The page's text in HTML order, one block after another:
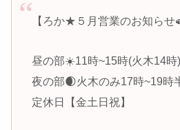
【ろか★５月営業のお知らせ
昼の部☀️11時~15時(火木14時)
夜の部🌒火木のみ17時~19時
定休日【金土日祝】